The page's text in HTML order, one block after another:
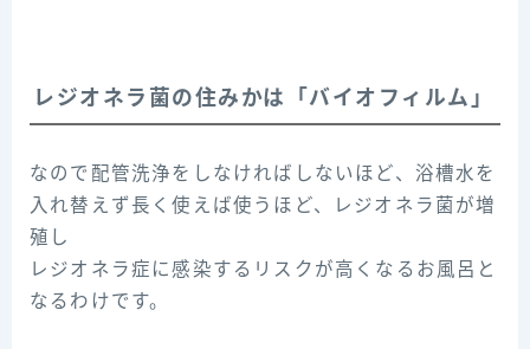
レジオネラ菌の住みかは「バイオフィルム」
なので配管洗浄をしなければしないほど、浴槽水を
入れ替えず長く使えば使うほど、レジオネラ菌が増
殖し
レジオネラ症に感染するリスクが高くなるお風呂と
なるわけです。